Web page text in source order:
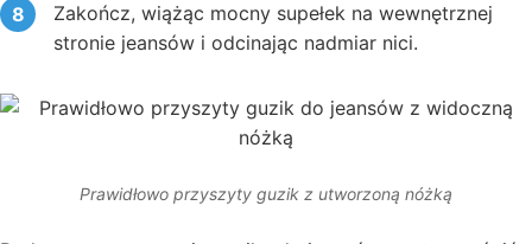
Zakończ, wiążąc mocny supełek na wewnętrznej
stronie jeansów i odcinając nadmiar nici.
Prawidłowo przyszyty guzik z utworzoną nóżką